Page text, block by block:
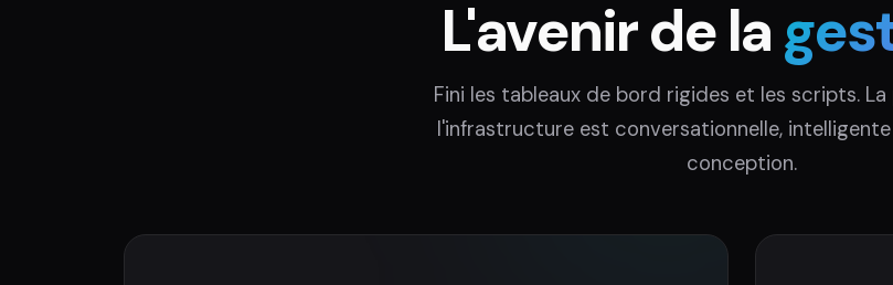
L'avenir de la
Fini les tableaux de bord rigides et les scripts.
l'infrastructure est conversationnelle,
conception.